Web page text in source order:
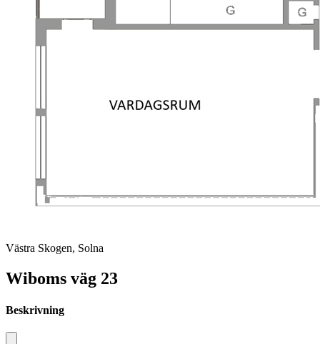
Västra Skogen, Solna
Wiboms väg 23
Beskrivning